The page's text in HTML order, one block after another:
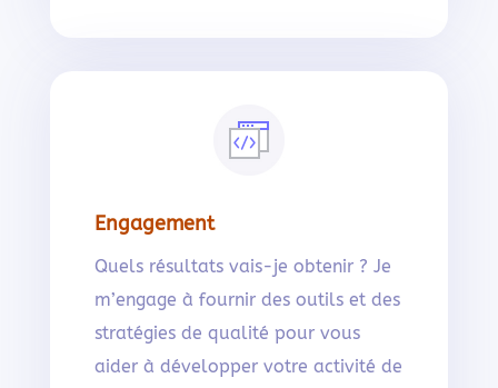
Engagement
Quels résultats vais-je obtenir ? Je
m’engage à fournir des outils et des
stratégies de qualité pour vous
aider à développer votre activité de